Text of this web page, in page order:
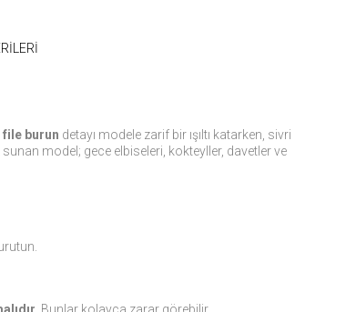
burun detayı modele zarif bir ışıltı katarken, sivri
model; gece elbiseleri, kokteyller, davetler ve